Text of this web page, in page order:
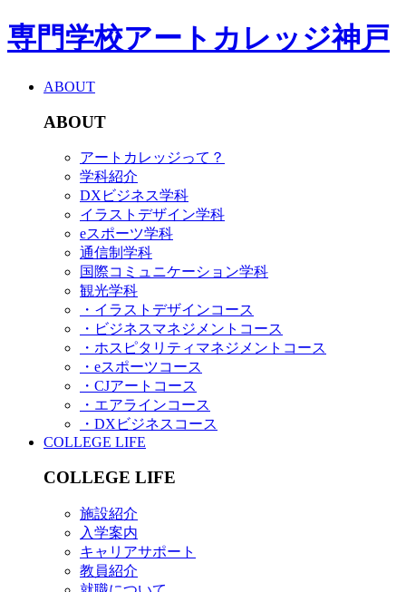
専門学校アートカレッジ神戸
ABOUT
ABOUT
アートカレッジって？
学科紹介
DXビジネス学科
イラストデザイン学科
eスポーツ学科
通信制学科
国際コミュニケーション学科
観光学科
・イラストデザインコース
・ビジネスマネジメントコース
・ホスピタリティマネジメントコース
・eスポーツコース
・CJアートコース
・エアラインコース
・DXビジネスコース
COLLEGE LIFE
COLLEGE LIFE
施設紹介
入学案内
キャリアサポート
教員紹介